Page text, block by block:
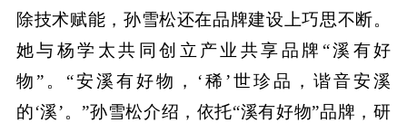
除技术赋能，孙雪松还在品牌建设上巧思不断。
她与杨学太共同创立产业共享品牌“溪有好
物”。“安溪有好物，‘稀’世珍品，谐音安溪
的‘溪’。”孙雪松介绍，依托“溪有好物”品牌，研